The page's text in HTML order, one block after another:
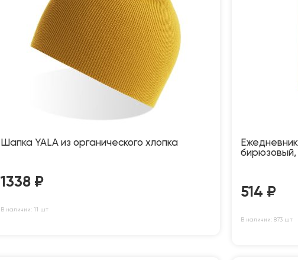
Шапка YALA из органического хлопка
1338 ₽
В наличии: 11 шт
бирюзовый,
514 ₽
В наличии: 873 шт